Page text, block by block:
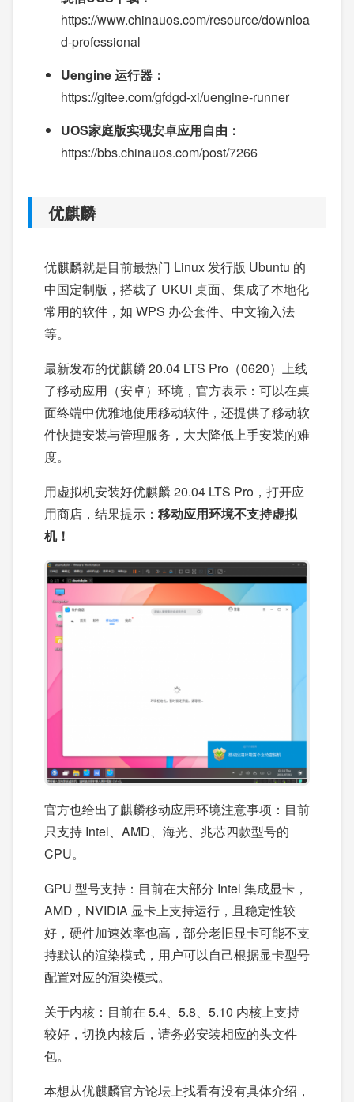
https://www.chinauos.com/resource/downloa
d-professional
Uengine 运行器：
https://gitee.com/gfdgd-xi/uengine-runner
UOS家庭版实现安卓应用自由：
https://bbs.chinauos.com/post/7266
优麒麟
优麒麟就是目前最热门 Linux 发行版 Ubuntu 的
中国定制版，搭载了 UKUI 桌面、集成了本地化
常用的软件，如 WPS 办公套件、中文输入法
等。
最新发布的优麒麟 20.04 LTS Pro（0620）上线
了移动应用（安卓）环境，官方表示：可以在桌
面终端中优雅地使用移动软件，还提供了移动软
件快捷安装与管理服务，大大降低上手安装的难
度。
用虚拟机安装好优麒麟 20.04 LTS Pro，打开应
用商店，结果提示： 移动应用环境不支持虚拟
机！
官方也给出了麒麟移动应用环境注意事项：目前
只支持 Intel、AMD、海光、兆芯四款型号的
CPU。
GPU 型号支持：目前在大部分 Intel 集成显卡，
AMD，NVIDIA 显卡上支持运行，且稳定性较
好，硬件加速效率也高，部分老旧显卡可能不支
持默认的渲染模式，用户可以自己根据显卡型号
配置对应的渲染模式。
关于内核：目前在 5.4、5.8、5.10 内核上支持
较好，切换内核后，请务必安装相应的头文件
包。
本想从优麒麟官方论坛上找看有没有具体介绍，